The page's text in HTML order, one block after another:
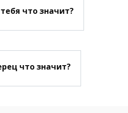
что значит?
что значит?